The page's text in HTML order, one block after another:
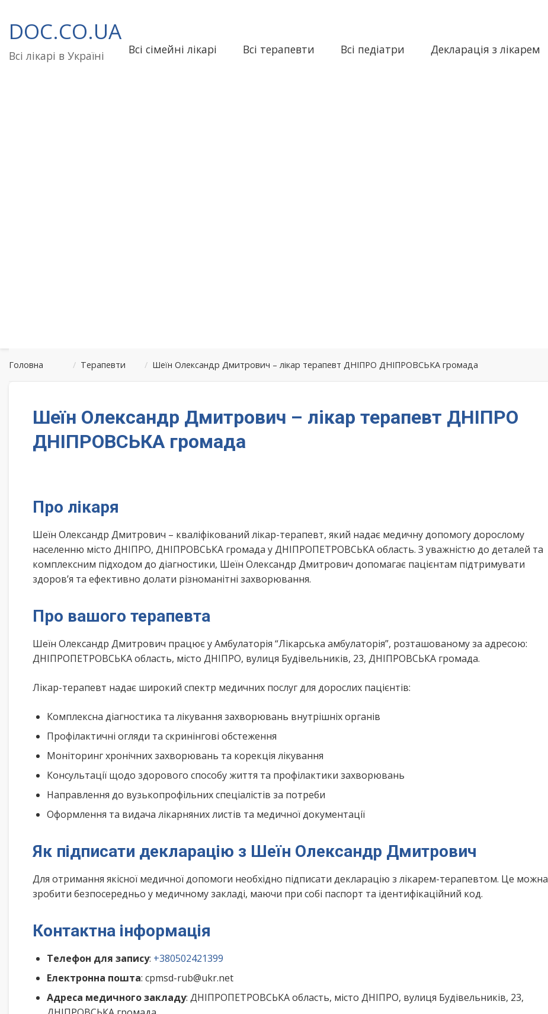
до
вмісту
DOC.CO.UA
Всі лікарі в Україні Всі сімейні лікарі Всі терапевти Всі педіатри Декларація з лікарем
Головна / Терапевти / Шеїн Олександр Дмитрович – лікар терапевт ДНІПРО ДНІПРОВСЬКА громада
Шеїн Олександр Дмитрович – лікар терапевт ДНІПРО
ДНІПРОВСЬКА громада
Про лікаря
Шеїн Олександр Дмитрович – кваліфікований лікар-терапевт, який надає медичну допомогу дорослому
населенню місто ДНІПРО, ДНІПРОВСЬКА громада у ДНІПРОПЕТРОВСЬКА область. З уважністю до деталей та
комплексним підходом до діагностики, Шеїн Олександр Дмитрович допомагає пацієнтам підтримувати
здоров’я та ефективно долати різноманітні захворювання.
Про вашого терапевта
Шеїн Олександр Дмитрович працює у Амбулаторія “Лікарська амбулаторія”, розташованому за адресою:
ДНІПРОПЕТРОВСЬКА область, місто ДНІПРО, вулиця Будівельників, 23, ДНІПРОВСЬКА громада.
Лікар-терапевт надає широкий спектр медичних послуг для дорослих пацієнтів:
Комплексна діагностика та лікування захворювань внутрішніх органів
Профілактичні огляди та скринінгові обстеження
Моніторинг хронічних захворювань та корекція лікування
Консультації щодо здорового способу життя та профілактики захворювань
Направлення до вузькопрофільних спеціалістів за потреби
Оформлення та видача лікарняних листів та медичної документації
Як підписати декларацію з Шеїн Олександр Дмитрович
Для отримання якісної медичної допомоги необхідно підписати декларацію з лікарем-терапевтом. Це можна
зробити безпосередньо у медичному закладі, маючи при собі паспорт та ідентифікаційний код.
Контактна інформація
Телефон для запису: +380502421399
Електронна пошта: cpmsd-rub@ukr.net
Адреса медичного закладу: ДНІПРОПЕТРОВСЬКА область, місто ДНІПРО, вулиця Будівельників, 23,